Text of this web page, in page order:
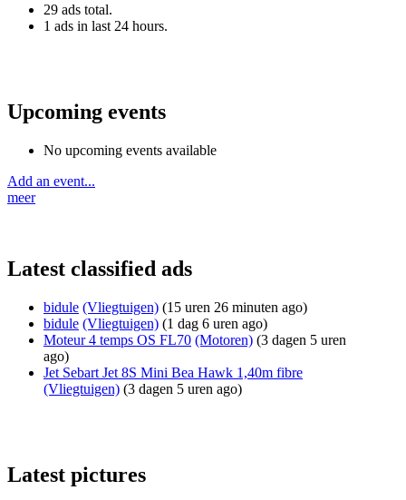
29 ads total.
1 ads in last 24 hours.
Upcoming events
No upcoming events available
Add an event...
meer
Latest classified ads
bidule (Vliegtuigen) (15 uren 26 minuten ago)
bidule (Vliegtuigen) (1 dag 6 uren ago)
Moteur 4 temps OS FL70 (Motoren) (3 dagen 5 uren
ago)
Jet Sebart Jet 8S Mini Bea Hawk 1,40m fibre
(Vliegtuigen) (3 dagen 5 uren ago)
Latest pictures